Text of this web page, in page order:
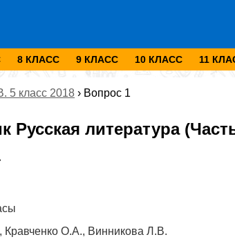
8 КЛАСС 9 КЛАСС 10 КЛАСС 11
5 класс 2018 › Вопрос 1
литература
О.А., Винникова Л.В.